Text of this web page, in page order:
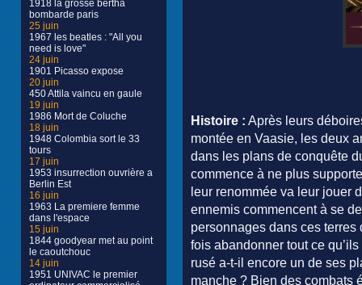
1918 la grosse bertha
bombarde paris
25 juin
1967 les beatles : "All you
need is love"
24 juin
1901 Picasso expose
20 juin
450 Attila vaincu en gaule
19 juin
1986 Mort de Coluche
18 juin
1948 Colombia sort le 33
tours
17 juin
1953 insurrection ouvrière a
Berlin Est
16 juin
1963 La premiere femme
dans l'espace
15 juin
1844 goodyear met au point
le caoutchouc
14 juin
1951 UNIVAC le premier
Histoire : Après leurs
montée en Vaasie, les deux
dans les plans de conquête
commence à ne plus
leur renommée va leur jouer
ennemis commencent à se
personnages dans ces terres
fois abandonner tout ce
rusé a-t-il encore un de ses
manche ? Bien des combats